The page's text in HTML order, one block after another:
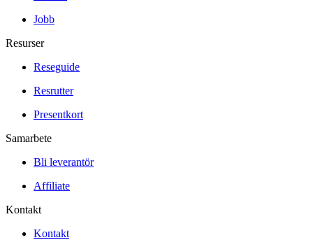
Jobb
Resurser
Reseguide
Resrutter
Presentkort
Samarbete
Bli leverantör
Affiliate
Kontakt
Kontakt